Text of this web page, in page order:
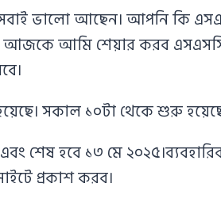
ভালো আছেন। আপনি কি
আমি শেয়ার করব এসএসসি
সকাল ১০টা থেকে শুরু
শেষ হবে ১৩ মে
প্রকাশ করব।